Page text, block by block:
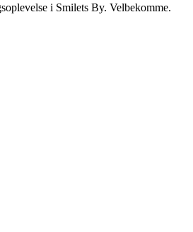
i Smilets By. Velbekomme.